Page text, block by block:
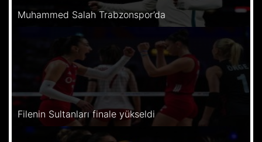
Muhammed Salah Trabzonspor’da
Filenin Sultanları finale yükseldi